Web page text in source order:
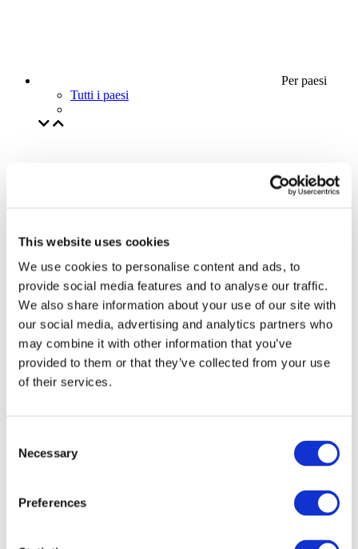
This website uses cookies
We use cookies to personalise content and ads, to
provide social media features and to analyse our traffic.
We also share information about your use of our site with
our social media, advertising and analytics partners who
may combine it with other information that you’ve
provided to them or that they’ve collected from your use
of their services.
Selection
Necessary
Preferences
Per paesi
Tutti i paesi